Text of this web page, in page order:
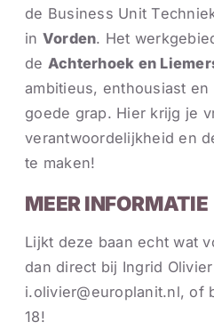
de Business Unit
in Vorden. Het
de Achterhoek en
ambitieus, enthousiast
goede grap. Hier krijg je
verantwoordelijkheid en
te maken!
MEER INFORMATIE
Lijkt deze baan echt wat
dan direct bij Ingrid
i.olivier@europlanit.nl, of
18!